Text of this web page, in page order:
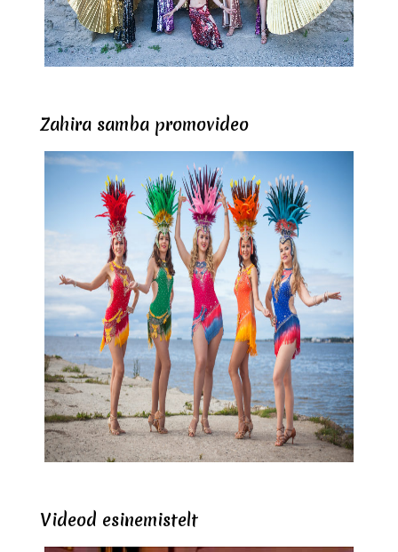
Zahira samba promovideo
Videod esinemistelt